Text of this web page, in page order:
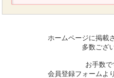
ホームページに掲載
多数ござ
お手数で
会員登録フォームよ